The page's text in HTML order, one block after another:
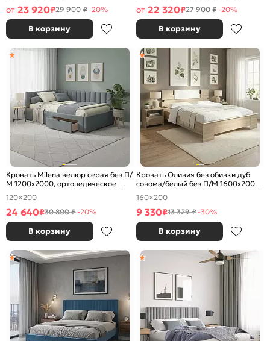
от 23 920₽29 900 ₽-20%
В корзину
от 22 320₽27 900 ₽-20%
В корзину
Кровать Milena велюр серая без П/
М 1200x2000, ортопедическое
основание, изголовье мягкое
120×200
24 640₽30 800 ₽-20%
В корзину
Кровать Оливия без обивки дуб
сонома/белый без П/М 1600x2000,
изголовье жесткое
160×200
9 330₽13 329 ₽-30%
В корзину